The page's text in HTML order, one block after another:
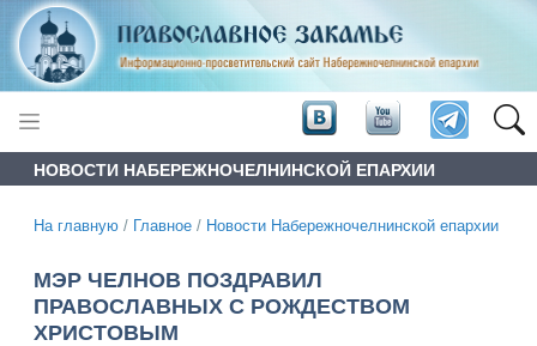
НОВОСТИ НАБЕРЕЖНОЧЕЛНИНСКОЙ ЕПАРХИИ
На главную / Главное / Новости Набережночелнинской епархии
МЭР ЧЕЛНОВ ПОЗДРАВИЛ
ПРАВОСЛАВНЫХ С РОЖДЕСТВОМ
ХРИСТОВЫМ